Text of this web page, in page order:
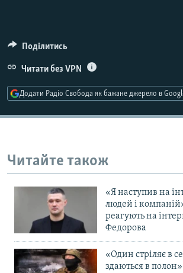
Поділитись
Читати без VPN
Додати Радіо Свобода як бажане джерело в
Читайте також
«Я наступив на
людей і
реагують на
Федорова
«Один стріляє в
здаються в